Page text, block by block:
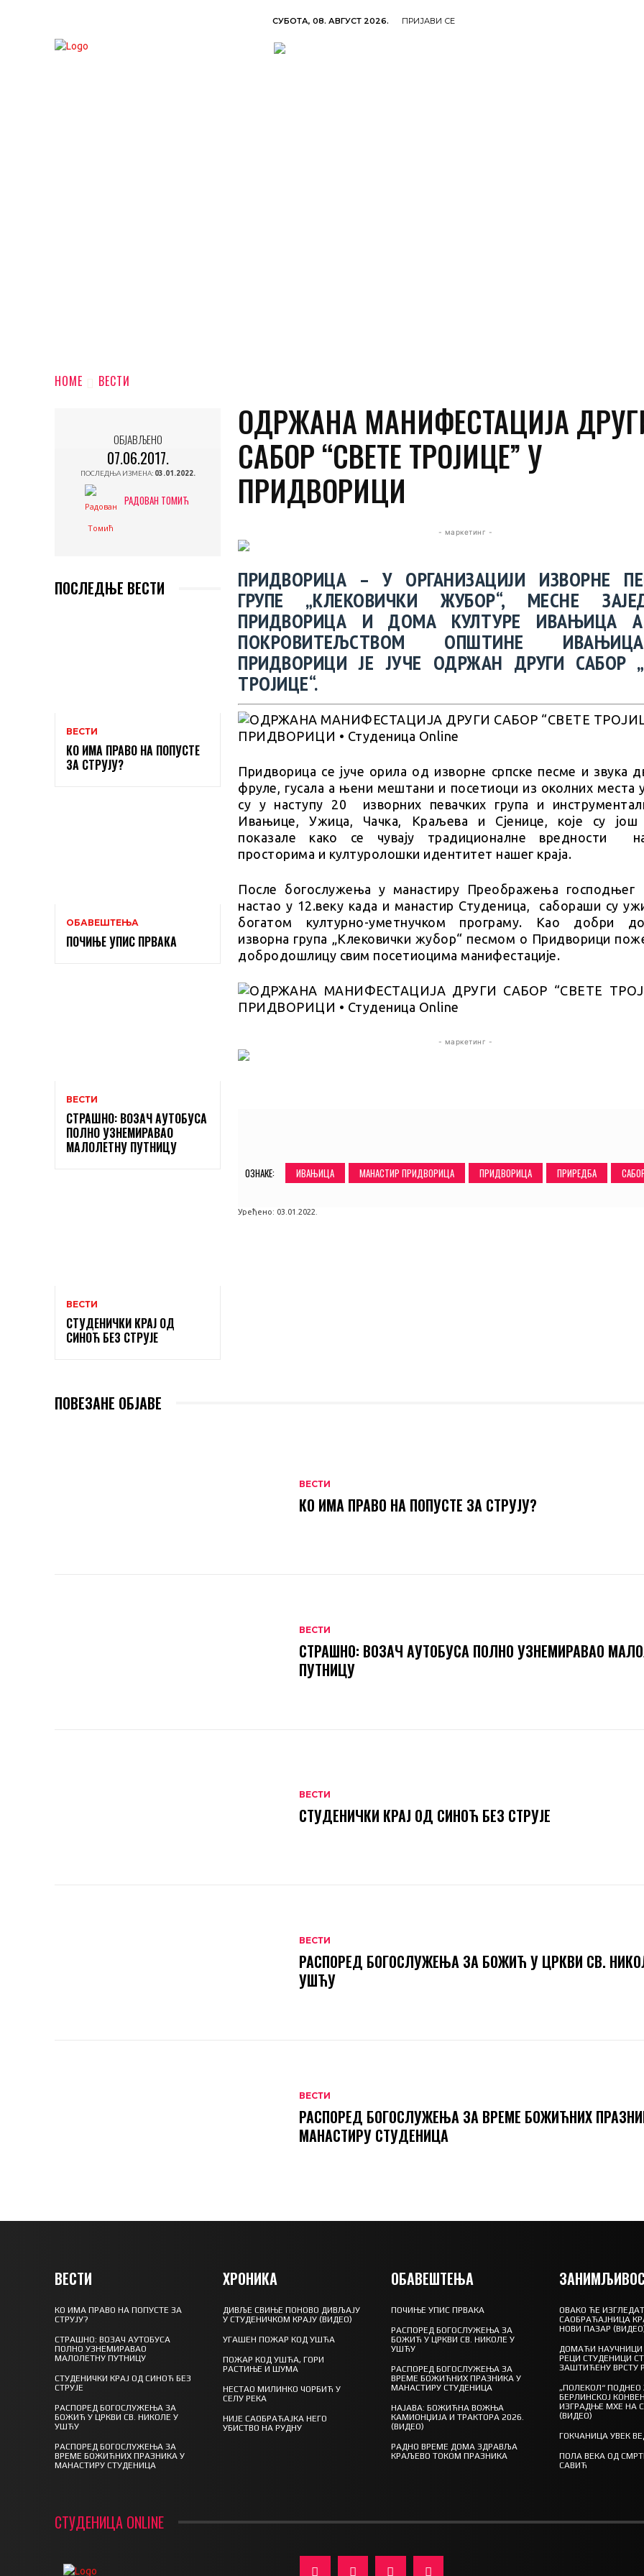
СУБОТА, 08. АВГУСТ 2026. ПРИЈАВИ СЕ
HOME ВЕСТИ
ОБЈАВЉЕНО
07.06.2017.
ПОСЛЕДЊА ИЗМЕНА: 03.01.2022.
РАДОВАН ТОМИЋ
ПОСЛЕДЊЕ ВЕСТИ
ВЕСТИ
КО ИМА ПРАВО НА ПОПУСТЕ
ЗА СТРУЈУ?
ОБАВЕШТЕЊА
ПОЧИЊЕ УПИС ПРВАКА
ВЕСТИ
СТРАШНО: ВОЗАЧ АУТОБУСА
ПОЛНО УЗНЕМИРАВАО
МАЛОЛЕТНУ ПУТНИЦУ
ВЕСТИ
СТУДЕНИЧКИ КРАЈ ОД
СИНОЋ БЕЗ СТРУЈЕ
ОДРЖАНА МАНИФЕСТАЦИЈА
САБОР “СВЕТЕ ТРОЈИЦЕ” У
ПРИДВОРИЦИ
- маркетинг -
ПРИДВОРИЦА – У ОРГАНИЗАЦИЈИ ИЗВОРНЕ
ГРУПЕ „КЛЕКОВИЧКИ ЖУБОР“, МЕСНЕ
ПРИДВОРИЦА И ДОМА КУЛТУРЕ ИВАЊИЦА
ПОКРОВИТЕЉСТВОМ ОПШТИНЕ
ПРИДВОРИЦИ ЈЕ ЈУЧЕ ОДРЖАН ДРУГИ САБОР
ТРОЈИЦЕ“.
Придворица се јуче орила од изворне српске песме и звука
фруле, гусала а њени мештани и посетиоци из околних места
су у наступу 20 изворних певачких група и
Ивањице, Ужица, Чачка, Краљева и Сјенице, које су још
показале како се чувају традиционалне вредности
просторима и културолошки идентитет нашег краја.
После богослужења у манастиру Преображења господњег
настао у 12.веку када и манастир Студеница, сабораши су
богатом културно-уметнучком програму. Као добри
изворна група „Клековички жубор“ песмом о Придворици
добродошлицу свим посетиоцима манифестације.
- маркетинг -
ОЗНАКЕ: ИВАЊИЦА МАНАСТИР ПРИДВОРИЦА ПРИДВОРИЦА ПРИРЕДБА
Уређено: 03.01.2022.
ПОВЕЗАНЕ ОБЈАВЕ
ВЕСТИ
КО ИМА ПРАВО НА ПОПУСТЕ ЗА СТРУЈУ?
ВЕСТИ
СТРАШНО: ВОЗАЧ АУТОБУСА ПОЛНО УЗНЕМИРАВАО
ПУТНИЦУ
ВЕСТИ
СТУДЕНИЧКИ КРАЈ ОД СИНОЋ БЕЗ СТРУЈЕ
ВЕСТИ
РАСПОРЕД БОГОСЛУЖЕЊА ЗА БОЖИЋ У ЦРКВИ СВ.
УШЋУ
ВЕСТИ
РАСПОРЕД БОГОСЛУЖЕЊА ЗА ВРЕМЕ БОЖИЋНИХ
МАНАСТИРУ СТУДЕНИЦА
ВЕСТИ
КО ИМА ПРАВО НА ПОПУСТЕ ЗА
СТРУЈУ?
СТРАШНО: ВОЗАЧ АУТОБУСА
ПОЛНО УЗНЕМИРАВАО
МАЛОЛЕТНУ ПУТНИЦУ
СТУДЕНИЧКИ КРАЈ ОД СИНОЋ БЕЗ
СТРУЈЕ
РАСПОРЕД БОГОСЛУЖЕЊА ЗА
БОЖИЋ У ЦРКВИ СВ. НИКОЛЕ У
УШЋУ
РАСПОРЕД БОГОСЛУЖЕЊА ЗА
ВРЕМЕ БОЖИЋНИХ ПРАЗНИКА У
МАНАСТИРУ СТУДЕНИЦА
ХРОНИКА
ДИВЉЕ СВИЊЕ ПОНОВО ДИВЉАЈУ
У СТУДЕНИЧКОМ КРАЈУ (ВИДЕО)
УГАШЕН ПОЖАР КОД УШЋА
ПОЖАР КОД УШЋА, ГОРИ
РАСТИЊЕ И ШУМА
НЕСТАО МИЛИНКО ЧОРБИЋ У
СЕЛУ РЕКА
НИЈЕ САОБРАЋАЈКА НЕГО
УБИСТВО НА РУДНУ
ОБАВЕШТЕЊА
ПОЧИЊЕ УПИС ПРВАКА
РАСПОРЕД БОГОСЛУЖЕЊА ЗА
БОЖИЋ У ЦРКВИ СВ. НИКОЛЕ У
УШЋУ
РАСПОРЕД БОГОСЛУЖЕЊА ЗА
ВРЕМЕ БОЖИЋНИХ ПРАЗНИКА У
МАНАСТИРУ СТУДЕНИЦА
НАЈАВА: БОЖИЋНА ВОЖЊА
КАМИОНЏИЈА И ТРАКТОРА 2026.
(ВИДЕО)
РАДНО ВРЕМЕ ДОМА ЗДРАВЉА
КРАЉЕВО ТОКОМ ПРАЗНИКА
ОВАКО ЋЕ
САОБРАЋАЈНИЦА
НОВИ ПАЗАР
ДОМАЋИ НАУЧНИЦИ
РЕЦИ СТУДЕНИЦИ
ЗАШТИЋЕНУ ВРСТУ
„ПОЛЕКОЛ“
БЕРЛИНСКОЈ
ИЗГРАДЊЕ МХЕ НА
(ВИДЕО)
ГОКЧАНИЦА УВЕК
ПОЛА ВЕКА ОД
САВИЋ
СТУДЕНИЦА ONLINE